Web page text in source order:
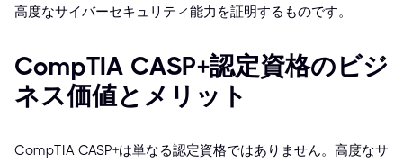
高度なサイバーセキュリティ能力を証明するものです。
CompTIA CASP+認定資格のビジ
ネス価値とメリット
CompTIA CASP+は単なる認定資格ではありません。高度なサ